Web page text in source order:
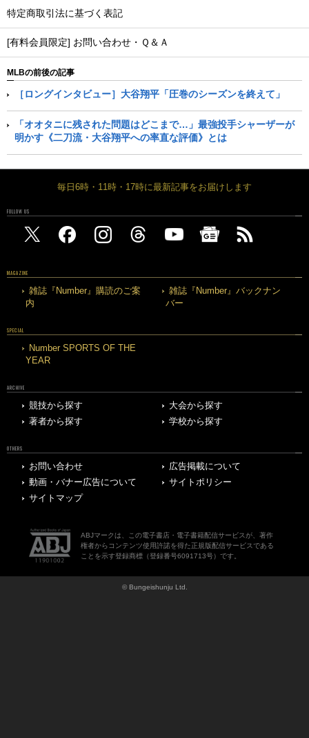
特定商取引法に基づく表記
[有料会員限定] お問い合わせ・Ｑ＆Ａ
MLBの前後の記事
［ロングインタビュー］大谷翔平「圧巻のシーズンを終えて」
「オオタニに残された問題はどこまで…」最強投手シャーザーが
明かす《二刀流・大谷翔平への率直な評価》とは
毎日6時・11時・17時に最新記事をお届けします
FOLLOW US
MAGAZINE
雑誌『Number』購読のご案
内
雑誌『Number』バックナン
バー
SPECIAL
Number SPORTS OF THE
YEAR
ARCHIVE
競技から探す
大会から探す
著者から探す
学校から探す
OTHERS
お問い合わせ
広告掲載について
動画・バナー広告について
サイトポリシー
サイトマップ
ABJマークは、この電子書店・電子書籍配信サービスが、著作
権者からコンテンツ使用許諾を得た正規版配信サービスである
ことを示す登録商標（登録番号6091713号）です。
© Bungeishunju Ltd.